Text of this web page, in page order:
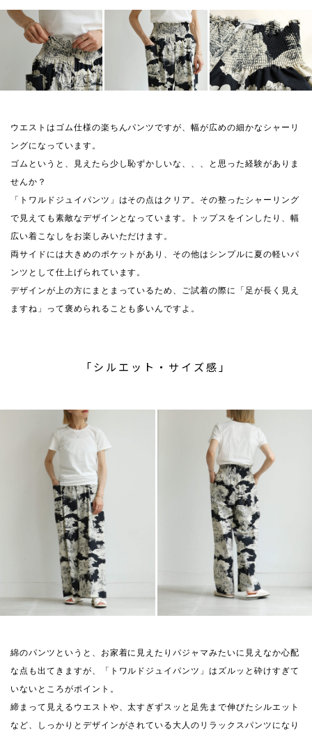
ウエストはゴム仕様の楽ちんパンツですが、幅が広めの細かなシャーリ
ングになっています。
ゴムというと、見えたら少し恥ずかしいな、、、と思った経験がありま
せんか？
「トワルドジュイパンツ」はその点はクリア。その整ったシャーリング
で見えても素敵なデザインとなっています。トップスをインしたり、幅
広い着こなしをお楽しみいただけます。
両サイドには大きめのポケットがあり、その他はシンプルに夏の軽いパ
ンツとして仕上げられています。
デザインが上の方にまとまっているため、ご試着の際に「足が長く見え
ますね」って褒められることも多いんですよ。
「シルエット・サイズ感」
綿のパンツというと、お家着に見えたりパジャマみたいに見えなか心配
な点も出てきますが、「トワルドジュイパンツ」はズルッと砕けすぎて
いないところがポイント。
締まって見えるウエストや、太すぎずスッと足先まで伸びたシルエット
など、しっかりとデザインがされている大人のリラックスパンツになり